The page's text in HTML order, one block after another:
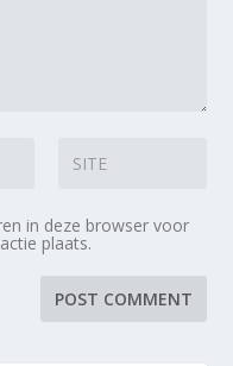
in deze browser voor
plaats.